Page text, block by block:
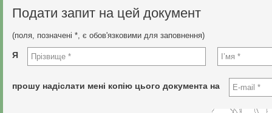
Подати запит на цей документ
(поля, позначені *, є обов'язковими для заповнення)
Я
прошу надіслати мені копію цього документа на